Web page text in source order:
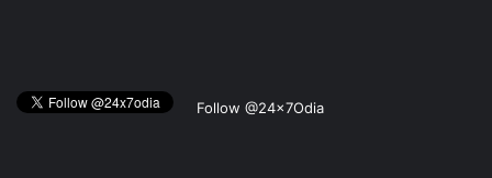
Follow @24x7Odia